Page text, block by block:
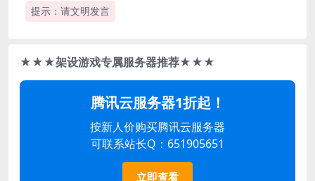
提示：请文明发言
★★★架设游戏专属服务器推荐★★★
腾讯云服务器1折起！
按新人价购买腾讯云服务器
可联系站长Q：651905651
立即查看